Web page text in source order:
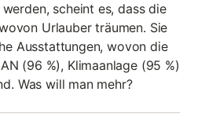
scheint es, dass die
Urlauber träumen. Sie
Ausstattungen, wovon die
(96 %), Klimaanlage (95 %)
Was will man mehr?